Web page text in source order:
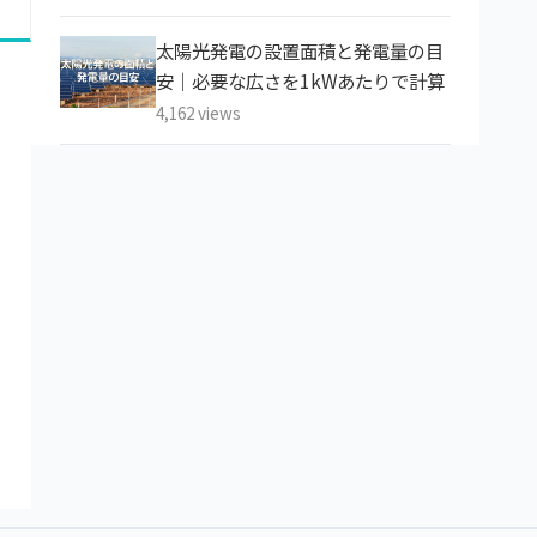
太陽光発電の設置面積と発電量の目
安｜必要な広さを1kWあたりで計算
4,162 views